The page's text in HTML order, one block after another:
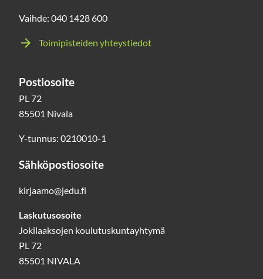
Vaihde: 040 1428 600
Toimipisteiden yhteystiedot
Postiosoite
PL 72
85501 Nivala
Y-tunnus: 0210010-1
Sähköpostiosoite
kirjaamo@jedu.fi
Laskutusosoite
Jokilaaksojen koulutuskuntayhtymä
PL 72
85501 NIVALA